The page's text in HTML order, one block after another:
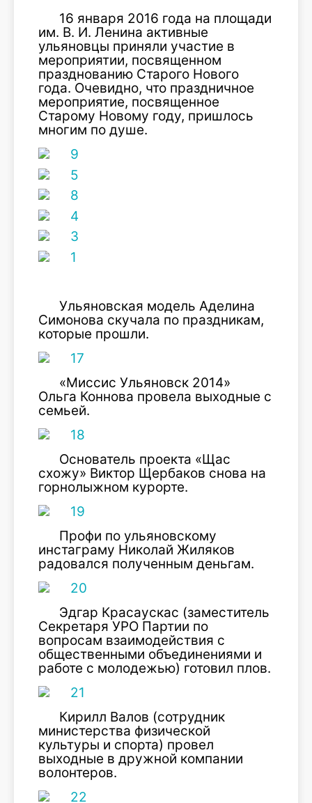
16 января 2016 года на площади
им. В. И. Ленина активные
ульяновцы приняли участие в
мероприятии, посвященном
празднованию Старого Нового
года. Очевидно, что праздничное
мероприятие, посвященное
Старому Новому году, пришлось
многим по душе.
Ульяновская модель Аделина
Симонова скучала по праздникам,
которые прошли.
«Миссис Ульяновск 2014»
Ольга Коннова провела выходные с
семьей.
Основатель проекта «Щас
схожу» Виктор Щербаков снова на
горнолыжном курорте.
Профи по ульяновскому
инстаграму Николай Жиляков
радовался полученным деньгам.
Эдгар Красаускас (заместитель
Секретаря УРО Партии по
вопросам взаимодействия с
общественными объединениями и
работе с молодежью) готовил плов.
Кирилл Валов (сотрудник
министерства физической
культуры и спорта) провел
выходные в дружной компании
волонтеров.